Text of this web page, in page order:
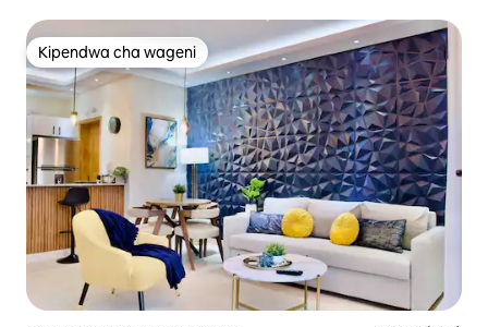
Kipendwa cha wageni
Kipendwa cha wageni